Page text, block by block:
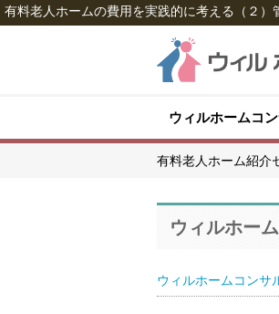
有料老人ホームの費用を実践的に考える（２
ウィルホームコ
有料老人ホーム紹介
ウィルホー
ウィルホームコンサ